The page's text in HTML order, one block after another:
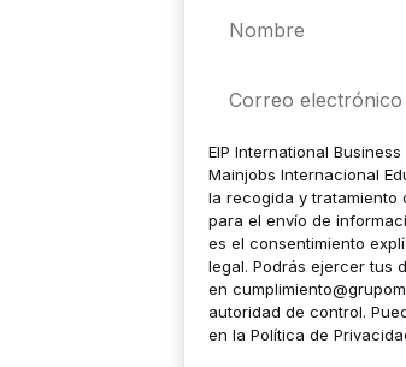
electrónico
EIP International
Mainjobs Internacional
la recogida y tratamiento
para el envío de
es el consentimiento
legal. Podrás ejercer tus
en
autoridad de control.
en la Política de